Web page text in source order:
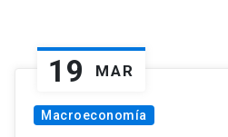
19 MAR
Macroeconomía